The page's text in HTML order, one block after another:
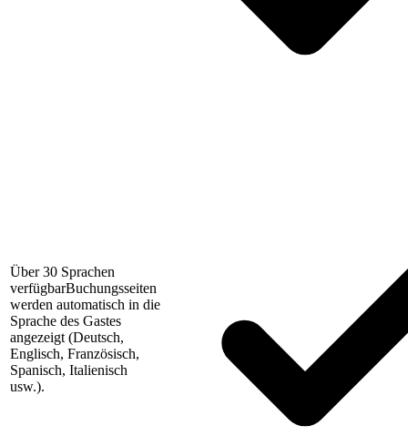
Über 30 Sprachen
verfügbarBuchungsseiten
werden automatisch in die
Sprache des Gastes
angezeigt (Deutsch,
Englisch, Französisch,
Spanisch, Italienisch
usw.).